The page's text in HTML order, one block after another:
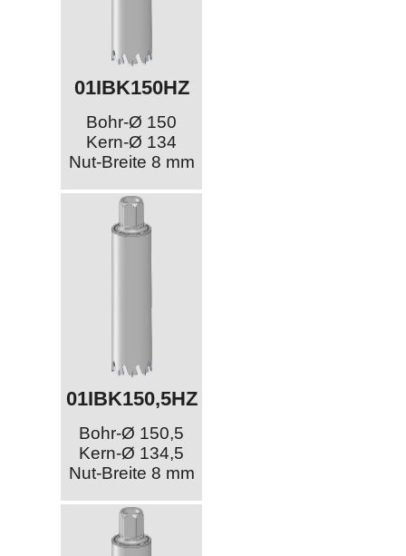
01IBK150HZ
Bohr-Ø 150
Kern-Ø 134
Nut-Breite 8 mm
01IBK150,5HZ
Bohr-Ø 150,5
Kern-Ø 134,5
Nut-Breite 8 mm